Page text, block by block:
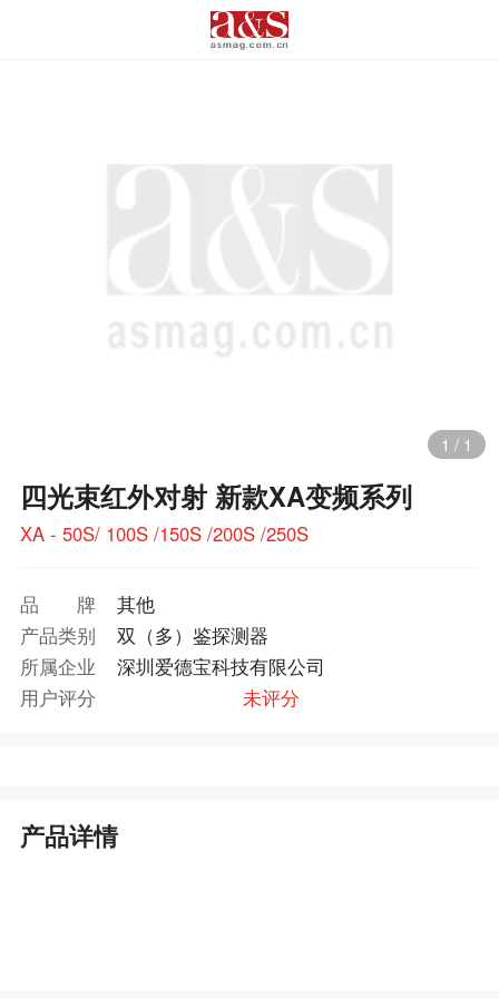
1 / 1
四光束红外对射 新款XA变频系列
XA - 50S/ 100S /150S /200S /250S
品牌
其他
产品类别
双（多）鉴探测器
所属企业
深圳爱德宝科技有限公司
用户评分
未评分
产品详情